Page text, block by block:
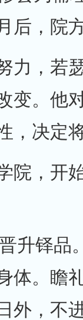
后，院
，若瑟
变。他
，决定
，开始
铎品
体。瞻
外，不